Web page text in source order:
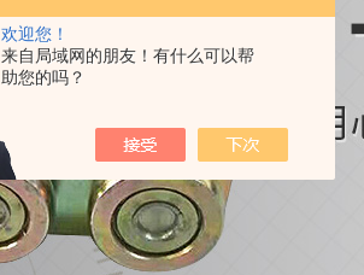
欢迎您！
来自局域网的朋友！有什么可以帮
助您的吗？